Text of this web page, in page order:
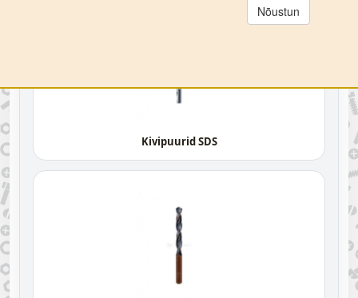
Nõustun
Kivipuurid SDS